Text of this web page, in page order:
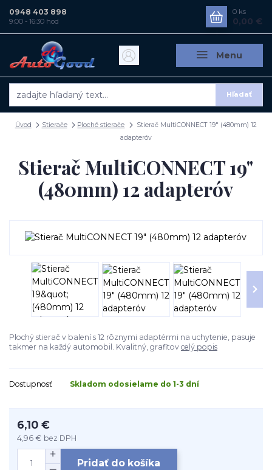
Menu
Hľadať
0948 403 898
9:00 - 16:30 hod
0 ks
0,00 €
Úvod Stierače Ploché stierače
Stierač MultiCONNECT 19" (480mm) 12
adapteróv
Stierač MultiCONNECT 19"
(480mm) 12 adapteróv
Plochý stierač v balení s 12 rôznymi adaptérmi na uchytenie, pasuje
takmer na každý automobil. Kvalitný, grafitov celý popis
Dostupnosť Skladom odosielame do 1-3 dní
6,10 €
4,96 € bez DPH
Pridať do košíka